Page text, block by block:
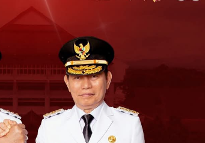
NEMBO
MANADO
SDN 10 TUBABA GELAR KEGIATAN PENGUATAN
PILAR PANCASILA